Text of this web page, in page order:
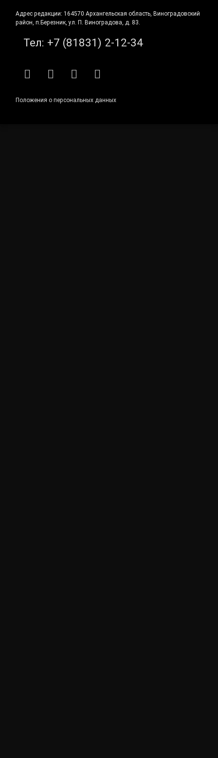
Адрес редакции: 164570 Архангельская область, Виноградовский
район, п.Березник, ул. П. Виноградова, д. 83.
Тел: +7 (81831) 2-12-34
RSS E-mailВКонтакте
Telegram
Положения о персональных данных